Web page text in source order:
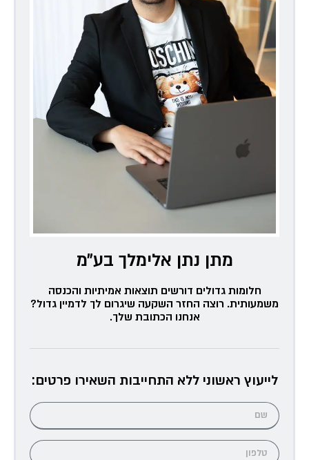
מתן נתן אלימלך בע״מ
חלומות גדולים דורשים תוצאות אמיתיות והכנסה
משמעותית. רוצה החזר השקעה שיגרום לך לדמיין גדול?
אנחנו הכתובת שלך.
לייעוץ ראשוני ללא התחייבות השאירו פרטים: